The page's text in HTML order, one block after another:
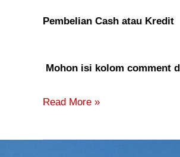
Pembelian Cash atau Kredit
Mohon isi kolom comment
Read More »